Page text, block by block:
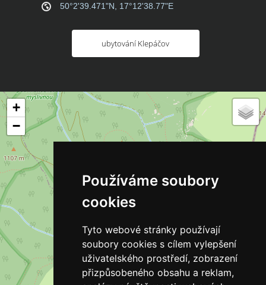
Používáme soubory
cookies
Tyto webové stránky používají
soubory cookies s cílem vylepšení
uživatelského prostředí, zobrazení
přizpůsobeného obsahu a reklam,
50°2'39.471"N, 17°12'38.77"E
ubytování Klepáčov
+
−